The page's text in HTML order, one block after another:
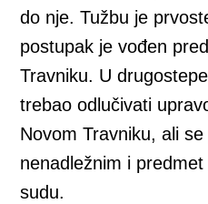
do nje. Tužbu je
postupak je vođen
Travniku. U
trebao odlučivati
Novom Travniku, ali
nenadležnim i
sudu.